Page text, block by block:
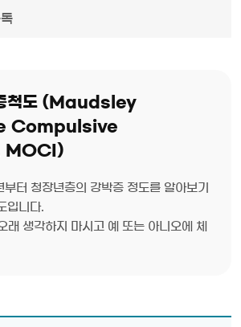
척도 (Maudsley
Compulsive
MOCI)
터 청장년층의 강박증 정도를 알아보기
입니다.
래 생각하지 마시고 예 또는 아니오에 체